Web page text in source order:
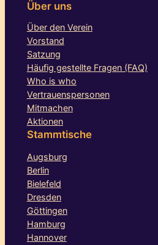
Über uns
Über den Verein
Vorstand
Satzung
Häufig gestellte Fragen (FAQ)
Who is who
Vertrauenspersonen
Mitmachen
Aktionen
Stammtische
Augsburg
Berlin
Bielefeld
Dresden
Göttingen
Hamburg
Hannover